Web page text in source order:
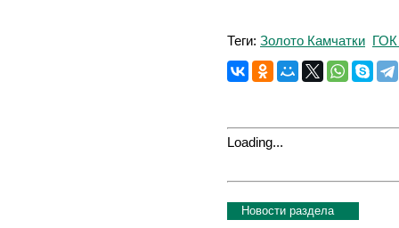
Теги: Золото Камчатки ГОК
Loading...
Новости раздела